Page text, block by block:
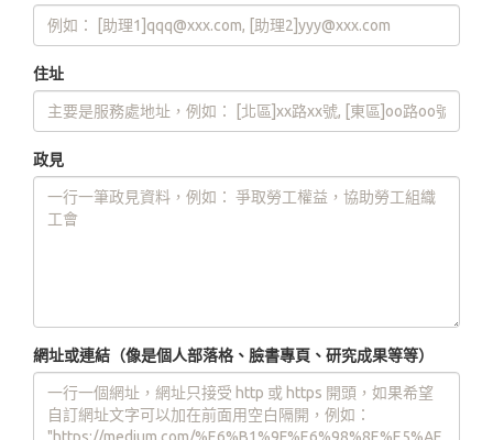
住址
政見
網址或連結（像是個人部落格、臉書專頁、研究成果等等）